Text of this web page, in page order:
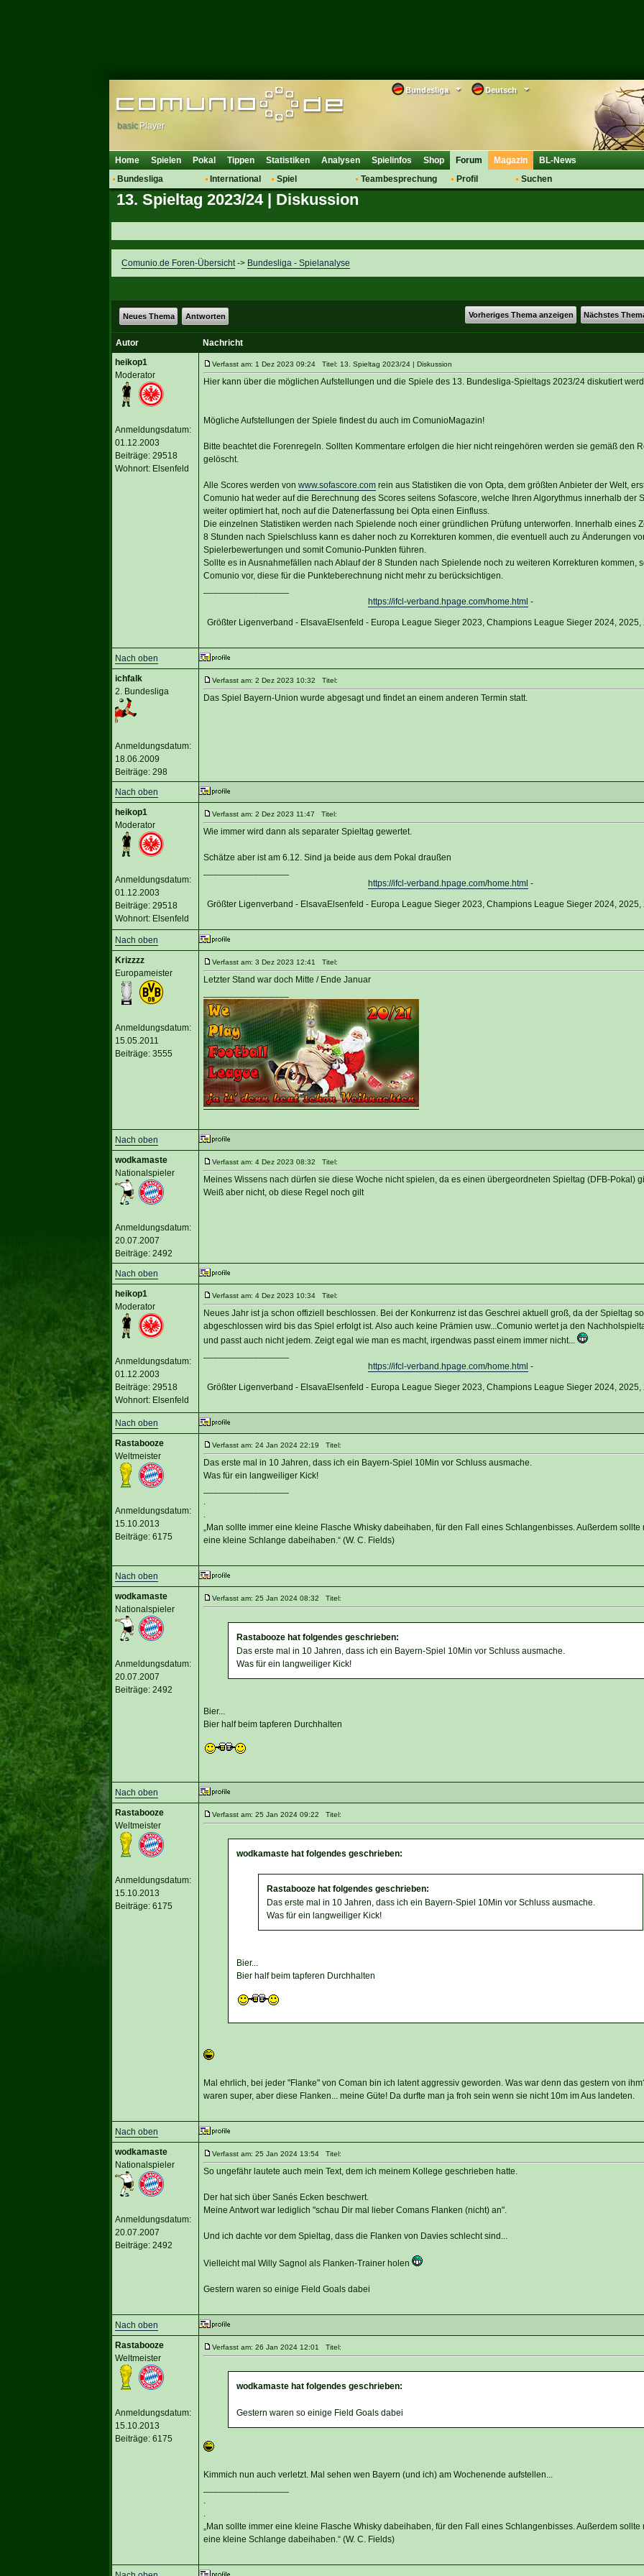
Deutsch
Bundesliga
basic Player
Home Spielen Pokal Tippen Statistiken Analysen Spielinfos Shop
Forum
Bundesliga
Hot News
Vereinsdiskussion
Vereinsfragen
International
Vereine
Spiel
Regeln & Tipps
Teambesprechung
Saisonübergang
Profil
Suchen
Magazin BL-News
13. Spieltag 2023/24 | Diskussion
Comunio.de Foren-Übersicht-> Bundesliga - Spielanalyse
Vorheriges Thema anzeigen Nächstes
Neues Thema Antworten
Autor
Nachricht
heikop1
Moderator
Anmeldungsdatum:
01.12.2003
Beiträge: 29518
Wohnort: Elsenfeld
Verfasst am: 1 Dez 2023 09:24 Titel: 13. Spieltag 2023/24 | Diskussion
Hier kann über die möglichen Aufstellungen und die Spiele des 13. Bundesliga-Spieltags 2023/24 diskutiert
Mögliche Aufstellungen der Spiele findest du auch im ComunioMagazin!
Bitte beachtet die Forenregeln. Sollten Kommentare erfolgen die hier nicht reingehören werden sie gemäß den
gelöscht.
Alle Scores werden von www.sofascore.comrein aus Statistiken die von Opta, dem größten Anbieter der Welt,
Comunio hat weder auf die Berechnung des Scores seitens Sofascore, welche Ihren Algorythmus innerhalb der
weiter optimiert hat, noch auf die Datenerfassung bei Opta einen Einfluss.
Die einzelnen Statistiken werden nach Spielende noch einer gründlichen Prüfung unterworfen. Innerhalb eines
8 Stunden nach Spielschluss kann es daher noch zu Korrekturen kommen, die eventuell auch zu Änderungen
Spielerbewertungen und somit Comunio-Punkten führen.
Sollte es in Ausnahmefällen nach Ablauf der 8 Stunden nach Spielende noch zu weiteren Korrekturen kommen,
Comunio vor, diese für die Punkteberechnung nicht mehr zu berücksichtigen.
https://ifcl-verband.hpage.com/home.html -
Größter Ligenverband - ElsavaElsenfeld - Europa League Sieger 2023, Champions League Sieger 2024,
Nach oben
ichfalk
2. Bundesliga
Anmeldungsdatum:
18.06.2009
Beiträge: 298
Verfasst am: 2 Dez 2023 10:32 Titel:
Das Spiel Bayern-Union wurde abgesagt und findet an einem anderen Termin statt.
Nach oben
heikop1
Moderator
Anmeldungsdatum:
01.12.2003
Beiträge: 29518
Wohnort: Elsenfeld
Verfasst am: 2 Dez 2023 11:47 Titel:
Wie immer wird dann als separater Spieltag gewertet.
Schätze aber ist am 6.12. Sind ja beide aus dem Pokal draußen
https://ifcl-verband.hpage.com/home.html -
Größter Ligenverband - ElsavaElsenfeld - Europa League Sieger 2023, Champions League Sieger 2024,
Nach oben
Krizzzz
Europameister
Anmeldungsdatum:
15.05.2011
Beiträge: 3555
Verfasst am: 3 Dez 2023 12:41 Titel:
Letzter Stand war doch Mitte / Ende Januar
Nach oben
wodkamaste
Nationalspieler
Anmeldungsdatum:
20.07.2007
Beiträge: 2492
Verfasst am: 4 Dez 2023 08:32 Titel:
Meines Wissens nach dürfen sie diese Woche nicht spielen, da es einen übergeordneten Spieltag (DFB-Pokal)
Weiß aber nicht, ob diese Regel noch gilt
Nach oben
heikop1
Moderator
Anmeldungsdatum:
01.12.2003
Beiträge: 29518
Wohnort: Elsenfeld
Verfasst am: 4 Dez 2023 10:34 Titel:
Neues Jahr ist ja schon offiziell beschlossen. Bei der Konkurrenz ist das Geschrei aktuell groß, da der Spieltag
abgeschlossen wird bis das Spiel erfolgt ist. Also auch keine Prämien usw...Comunio wertet ja den
und passt auch nicht jedem. Zeigt egal wie man es macht, irgendwas passt einem immer nicht...
https://ifcl-verband.hpage.com/home.html -
Größter Ligenverband - ElsavaElsenfeld - Europa League Sieger 2023, Champions League Sieger 2024,
Nach oben
Rastabooze
Weltmeister
Anmeldungsdatum:
15.10.2013
Beiträge: 6175
Verfasst am: 24 Jan 2024 22:19 Titel:
Das erste mal in 10 Jahren, dass ich ein Bayern-Spiel 10Min vor Schluss ausmache.
Was für ein langweiliger Kick!
.
.
„Man sollte immer eine kleine Flasche Whisky dabeihaben, für den Fall eines Schlangenbisses. Außerdem sollte
eine kleine Schlange dabeihaben.“ (W. C. Fields)
Nach oben
wodkamaste
Nationalspieler
Anmeldungsdatum:
20.07.2007
Beiträge: 2492
Verfasst am: 25 Jan 2024 08:32 Titel:
Rastabooze hat folgendes geschrieben:
Das erste mal in 10 Jahren, dass ich ein Bayern-Spiel 10Min vor Schluss ausmache.
Was für ein langweiliger Kick!
Bier...
Bier half beim tapferen Durchhalten
Nach oben
Rastabooze
Weltmeister
Anmeldungsdatum:
15.10.2013
Beiträge: 6175
Verfasst am: 25 Jan 2024 09:22 Titel:
wodkamaste hat folgendes geschrieben:
Rastabooze hat folgendes geschrieben:
Das erste mal in 10 Jahren, dass ich ein Bayern-Spiel 10Min vor Schluss ausmache.
Was für ein langweiliger Kick!
Bier...
Bier half beim tapferen Durchhalten
Mal ehrlich, bei jeder "Flanke" von Coman bin ich latent aggressiv geworden. Was war denn das gestern von
waren super, aber diese Flanken... meine Güte! Da durfte man ja froh sein wenn sie nicht 10m im Aus landeten.
Nach oben
wodkamaste
Nationalspieler
Anmeldungsdatum:
20.07.2007
Beiträge: 2492
Verfasst am: 25 Jan 2024 13:54 Titel:
So ungefähr lautete auch mein Text, dem ich meinem Kollege geschrieben hatte.
Der hat sich über Sanés Ecken beschwert.
Meine Antwort war lediglich "schau Dir mal lieber Comans Flanken (nicht) an".
Und ich dachte vor dem Spieltag, dass die Flanken von Davies schlecht sind...
Vielleicht mal Willy Sagnol als Flanken-Trainer holen
Gestern waren so einige Field Goals dabei
Nach oben
Rastabooze
Weltmeister
Anmeldungsdatum:
15.10.2013
Beiträge: 6175
Verfasst am: 26 Jan 2024 12:01 Titel:
wodkamaste hat folgendes geschrieben:
Gestern waren so einige Field Goals dabei
Kimmich nun auch verletzt. Mal sehen wen Bayern (und ich) am Wochenende aufstellen...
.
.
„Man sollte immer eine kleine Flasche Whisky dabeihaben, für den Fall eines Schlangenbisses. Außerdem sollte
eine kleine Schlange dabeihaben.“ (W. C. Fields)